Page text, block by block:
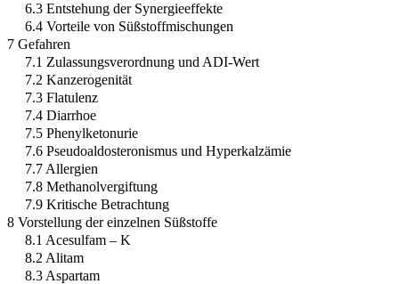
6.3 Entstehung der Synergieeffekte
6.4 Vorteile von Süßstoffmischungen
7 Gefahren
7.1 Zulassungsverordnung und ADI-Wert
7.2 Kanzerogenität
7.3 Flatulenz
7.4 Diarrhoe
7.5 Phenylketonurie
7.6 Pseudoaldosteronismus und Hyperkalzämie
7.7 Allergien
7.8 Methanolvergiftung
7.9 Kritische Betrachtung
8 Vorstellung der einzelnen Süßstoffe
8.1 Acesulfam – K
8.2 Alitam
8.3 Aspartam